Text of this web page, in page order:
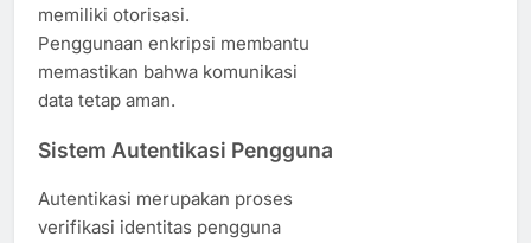
memiliki otorisasi.
Penggunaan enkripsi membantu
memastikan bahwa komunikasi
data tetap aman.
Sistem Autentikasi Pengguna
Autentikasi merupakan proses
verifikasi identitas pengguna